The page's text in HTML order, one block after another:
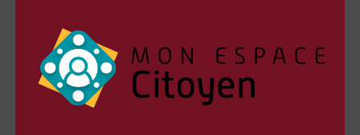
Inscription services périscolaires (79Ko)publié le
02/07/2026 à 08:47
Inscription école(605Ko)publié le 04/02/2025 à 09:42